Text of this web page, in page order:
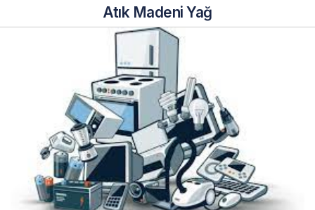
Atık Madeni Yağ